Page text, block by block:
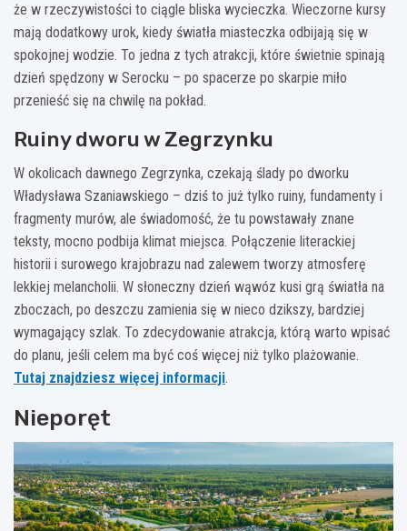
że w rzeczywistości to ciągle bliska wycieczka. Wieczorne kursy
mają dodatkowy urok, kiedy światła miasteczka odbijają się w
spokojnej wodzie. To jedna z tych atrakcji, które świetnie spinają
dzień spędzony w Serocku – po spacerze po skarpie miło
przenieść się na chwilę na pokład.
Ruiny dworu w Zegrzynku
W okolicach dawnego Zegrzynka, czekają ślady po dworku
Władysława Szaniawskiego – dziś to już tylko ruiny, fundamenty i
fragmenty murów, ale świadomość, że tu powstawały znane
teksty, mocno podbija klimat miejsca. Połączenie literackiej
historii i surowego krajobrazu nad zalewem tworzy atmosferę
lekkiej melancholii. W słoneczny dzień wąwóz kusi grą światła na
zboczach, po deszczu zamienia się w nieco dzikszy, bardziej
wymagający szlak. To zdecydowanie atrakcja, którą warto wpisać
do planu, jeśli celem ma być coś więcej niż tylko plażowanie.
Tutaj znajdziesz więcej informacji.
Nieporęt